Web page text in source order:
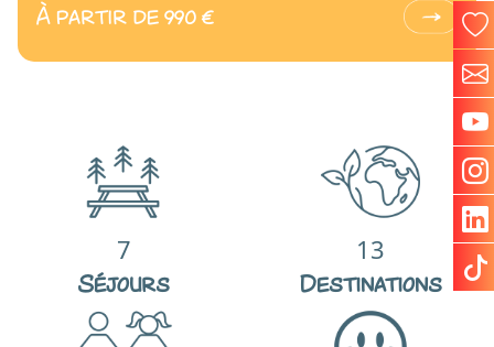
À partir de 990 €
7
Séjours
13
Destinations